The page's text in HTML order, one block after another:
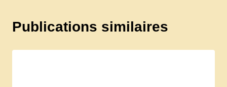
Publications similaires